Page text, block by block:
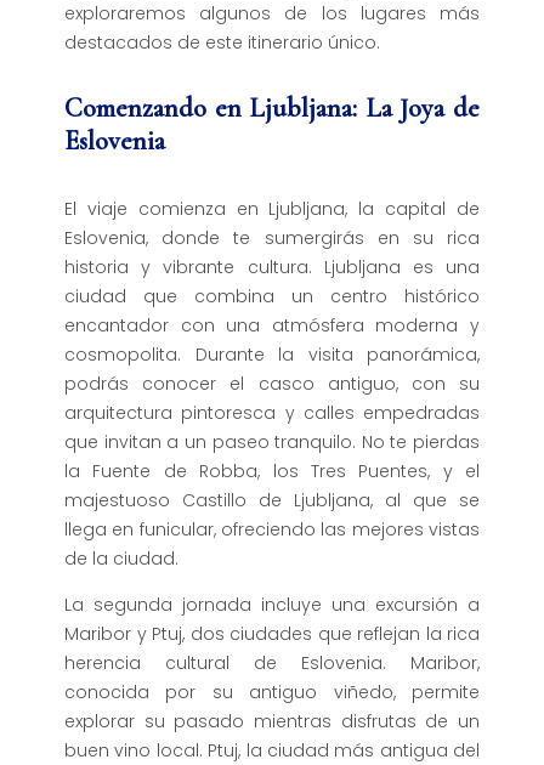
exploraremos algunos de los lugares más
destacados de este itinerario único.
Comenzando en Ljubljana: La Joya de
Eslovenia
El viaje comienza en Ljubljana, la capital de
Eslovenia, donde te sumergirás en su rica
historia y vibrante cultura. Ljubljana es una
ciudad que combina un centro histórico
encantador con una atmósfera moderna y
cosmopolita. Durante la visita panorámica,
podrás conocer el casco antiguo, con su
arquitectura pintoresca y calles empedradas
que invitan a un paseo tranquilo. No te pierdas
la Fuente de Robba, los Tres Puentes, y el
majestuoso Castillo de Ljubljana, al que se
llega en funicular, ofreciendo las mejores vistas
de la ciudad.
La segunda jornada incluye una excursión a
Maribor y Ptuj, dos ciudades que reflejan la rica
herencia cultural de Eslovenia. Maribor,
conocida por su antiguo viñedo, permite
explorar su pasado mientras disfrutas de un
buen vino local. Ptuj, la ciudad más antigua del